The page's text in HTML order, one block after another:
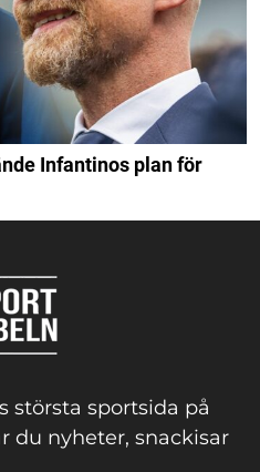
Infantinos plan för
största sportsida på
du nyheter, snackisar